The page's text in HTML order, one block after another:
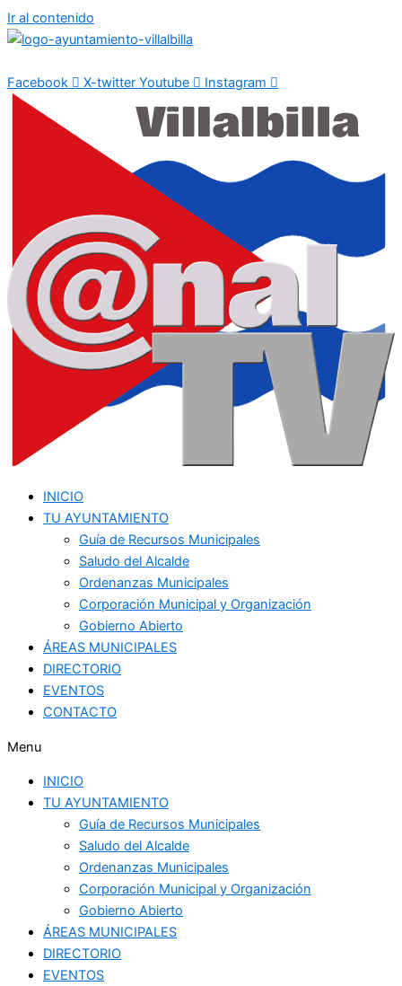
Ir al contenido
Facebook X-twitter Youtube Instagram
INICIO
TU AYUNTAMIENTO
Guía de Recursos Municipales
Saludo del Alcalde
Ordenanzas Municipales
Corporación Municipal y Organización
Gobierno Abierto
ÁREAS MUNICIPALES
DIRECTORIO
EVENTOS
CONTACTO
Menu
INICIO
TU AYUNTAMIENTO
Guía de Recursos Municipales
Saludo del Alcalde
Ordenanzas Municipales
Corporación Municipal y Organización
Gobierno Abierto
ÁREAS MUNICIPALES
DIRECTORIO
EVENTOS